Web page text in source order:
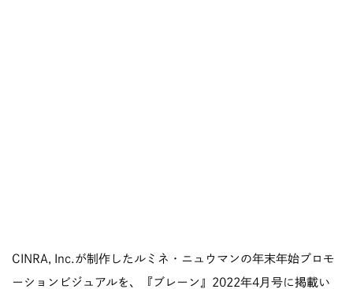
CINRA, Inc.が制作したルミネ・ニュウマンの年末年始プロモ
ーションビジュアルを、『ブレーン』2022年4月号に掲載い